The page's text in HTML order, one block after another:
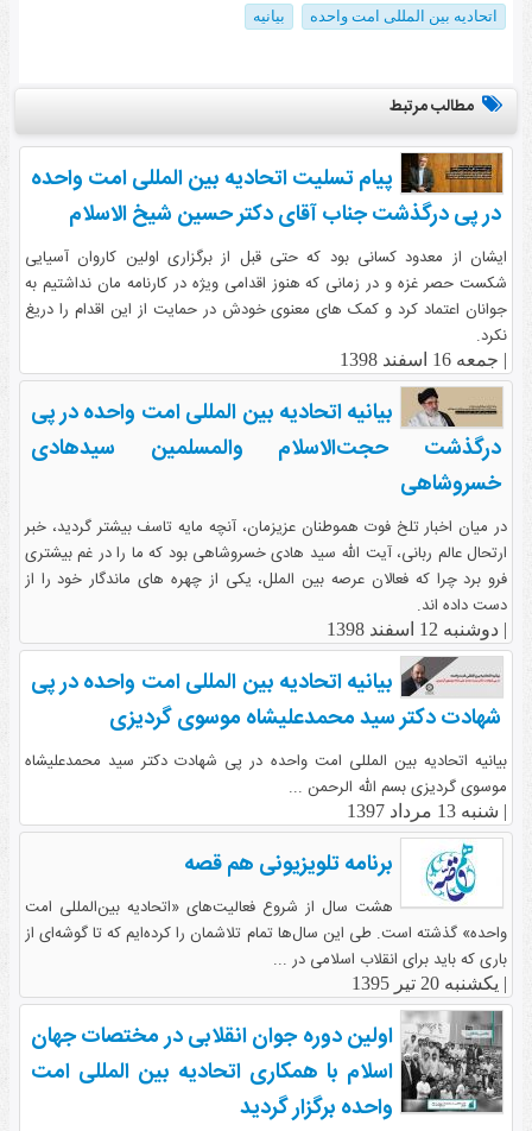
اتحادیه بین المللی امت واحده
بیانیه
مطالب مرتبط
پیام تسلیت اتحادیه بین المللی امت واحده
در پی درگذشت جناب آقای دکتر حسین شیخ الاسلام
ایشان از معدود کسانی بود که حتی قبل از برگزاری اولین کاروان آسیایی
شکست حصر غزه و در زمانی که هنوز اقدامی ویژه در کارنامه مان نداشتیم به
جوانان اعتماد کرد و کمک های معنوی خودش در حمایت از این اقدام را دریغ
نکرد.
| جمعه 16 اسفند 1398
بیانیه اتحادیه بین المللی امت واحده در پی
درگذشت حجت‌الاسلام والمسلمین سیدهادی
خسروشاهی
در میان اخبار تلخ فوت هموطنان عزیزمان، آنچه مایه تاسف بیشتر گردید، خبر
ارتحال عالم ربانی، آیت الله سید هادی خسروشاهی بود که ما را در غم بیشتری
فرو برد چرا که فعالان عرصه بین الملل، یکی از چهره های ماندگار خود را از
دست داده اند.
| دوشنبه 12 اسفند 1398
بیانیه اتحادیه بین المللی امت واحده در پی
شهادت دکتر سید محمدعلی‏شاه موسوی گردیزی
بیانیه اتحادیه بین المللی امت واحده در پی شهادت دکتر سید محمدعلی‏شاه
موسوی گردیزی بسم الله الرحمن ...
| شنبه 13 مرداد 1397
برنامه تلویزیونی هم قصه
هشت سال از شروع فعالیت‌های «اتحادیه بین‌المللی امت
واحده» گذشته است. طی این سال‌ها تمام تلاشمان را کرده‌ایم که تا گوشه‌ای از
باری که باید برای انقلاب اسلامی در ...
| یکشنبه 20 تیر 1395
اولین دوره جوان انقلابی در مختصات جهان
اسلام با همکاری اتحادیه بین المللی امت
واحده برگزار گردید